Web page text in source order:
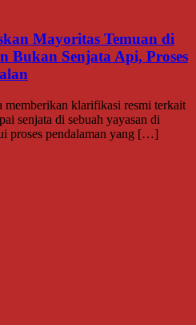
Mayoritas Temuan di
Bukan Senjata Api, Proses
klarifikasi resmi terkait
senjata di sebuah yayasan di
proses pendalaman yang […]